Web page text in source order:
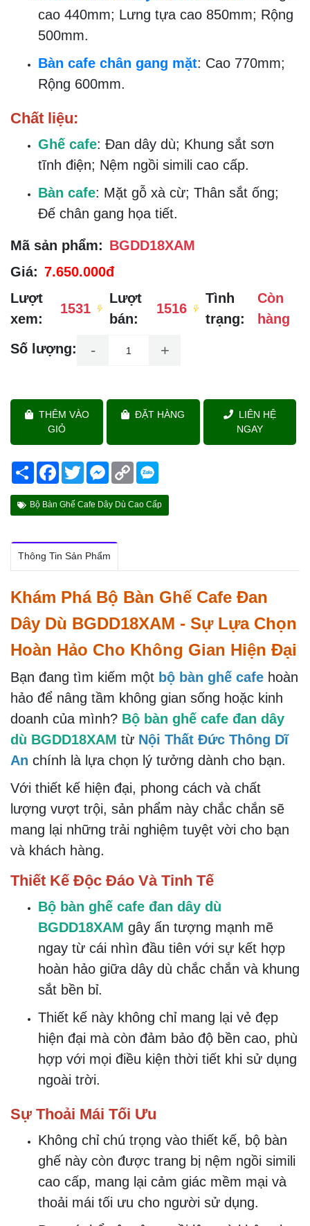
cao 440mm; Lưng tựa cao 850mm; Rộng
500mm.
Bàn cafe chân gang mặt: Cao 770mm;
Rộng 600mm.
Chất liệu:
Ghế cafe: Đan dây dù; Khung sắt sơn
tĩnh điện; Nệm ngồi simili cao cấp.
Bàn cafe: Mặt gỗ xà cừ; Thân sắt ống;
Đế chân gang họa tiết.
Mã sản phẩm: BGDD18XAM
Giá: 7.650.000đ
Lượt
xem:
1531
Lượt
bán:
1516
Tình
trạng:
Còn
hàng
Số lượng:
- +
THÊM VÀO
GIỎ
ĐẶT HÀNG
LIÊN HỆ
NGAY
Share Facebook
TwitterMessenger
Copy
Link
Bộ Bàn Ghế Cafe Dây Dù Cao Cấp
Thông Tin Sản Phẩm
Khám Phá Bộ Bàn Ghế Cafe Đan
Dây Dù BGDD18XAM - Sự Lựa Chọn
Hoàn Hảo Cho Không Gian Hiện Đại
Bạn đang tìm kiếm một bộ bàn ghế cafe hoàn
hảo để nâng tầm không gian sống hoặc kinh
doanh của mình? Bộ bàn ghế cafe đan dây
dù BGDD18XAM từ Nội Thất Đức Thông Dĩ
An chính là lựa chọn lý tưởng dành cho bạn.
Với thiết kế hiện đại, phong cách và chất
lượng vượt trội, sản phẩm này chắc chắn sẽ
mang lại những trải nghiệm tuyệt vời cho bạn
và khách hàng.
Thiết Kế Độc Đáo Và Tinh Tế
Bộ bàn ghế cafe đan dây dù
BGDD18XAM gây ấn tượng mạnh mẽ
ngay từ cái nhìn đầu tiên với sự kết hợp
hoàn hảo giữa dây dù chắc chắn và khung
sắt bền bỉ.
Thiết kế này không chỉ mang lại vẻ đẹp
hiện đại mà còn đảm bảo độ bền cao, phù
hợp với mọi điều kiện thời tiết khi sử dụng
ngoài trời.
Sự Thoải Mái Tối Ưu
Không chỉ chú trọng vào thiết kế, bộ bàn
ghế này còn được trang bị nệm ngồi simili
cao cấp, mang lại cảm giác mềm mại và
thoải mái tối ưu cho người sử dụng.